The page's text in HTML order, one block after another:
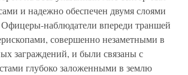
и надежно обеспечен двумя слоями
наблюдатели впереди траншей
совершенно незаметными в
заграждений, и были связаны с
глубоко заложенными в землю